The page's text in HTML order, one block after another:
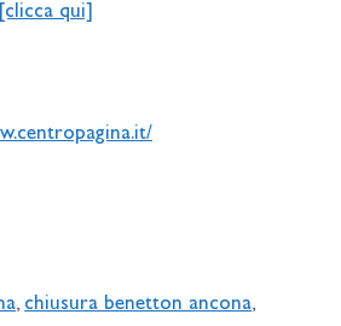
[clicca qui]
, chiusura benetton ancona,